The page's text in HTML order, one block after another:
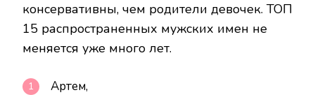
консервативны, чем родители девочек. ТОП
15 распространенных мужских имен не
меняется уже много лет.
Артем,